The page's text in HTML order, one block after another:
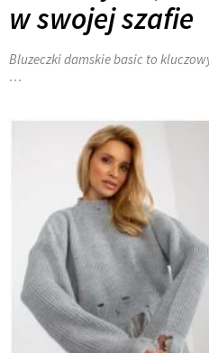
w swojej szafie
Bluzeczki damskie basic to
…